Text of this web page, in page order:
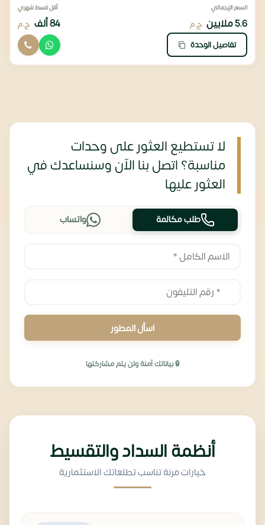
السعر الإجمالي
5.6 ملايين ج.م
أقل قسط شهري
84 ألف ج.م
تفاصيل الوحدة
لا تستطيع العثور على وحدات
مناسبة؟ اتصل بنا الآن وسنساعدك في
العثور عليها
طلب مكالمة واتساب
اسأل المطور
🔒 بياناتك آمنة ولن يتم مشاركتها
أنظمة السداد والتقسيط
خيارات مرنة تناسب تطلعاتك الاستثمارية